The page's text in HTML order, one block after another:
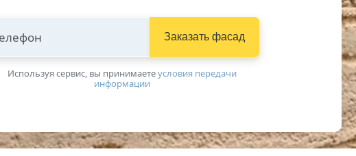
Заказать фасад
Используя сервис, вы принимаетeусловия передачи
информации